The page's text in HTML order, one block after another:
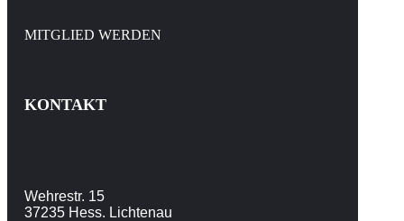
MITGLIED WERDEN
KONTAKT
Wehrestr. 15
37235 Hess. Lichtenau